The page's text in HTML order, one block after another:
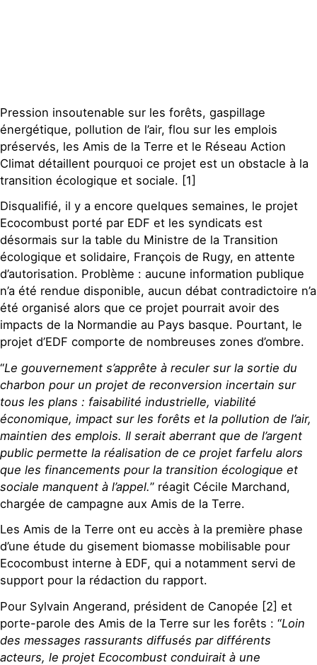
Pression insoutenable sur les forêts, gaspillage
énergétique, pollution de l’air, flou sur les emplois
préservés, les Amis de la Terre et le Réseau Action
Climat détaillent pourquoi ce projet est un obstacle à la
transition écologique et sociale. [1]
Disqualifié, il y a encore quelques semaines, le projet
Ecocombust porté par EDF et les syndicats est
désormais sur la table du Ministre de la Transition
écologique et solidaire, François de Rugy, en attente
d’autorisation. Problème : aucune information publique
n’a été rendue disponible, aucun débat contradictoire n’a
été organisé alors que ce projet pourrait avoir des
impacts de la Normandie au Pays basque. Pourtant, le
projet d’EDF comporte de nombreuses zones d’ombre.
“Le gouvernement s’apprête à reculer sur la sortie du
charbon pour un projet de reconversion incertain sur
tous les plans : faisabilité industrielle, viabilité
économique, impact sur les forêts et la pollution de l’air,
maintien des emplois. Il serait aberrant que de l’argent
public permette la réalisation de ce projet farfelu alors
que les financements pour la transition écologique et
sociale manquent à l’appel.” réagit Cécile Marchand,
chargée de campagne aux Amis de la Terre.
Les Amis de la Terre ont eu accès à la première phase
d’une étude du gisement biomasse mobilisable pour
Ecocombust interne à EDF, qui a notamment servi de
support pour la rédaction du rapport.
Pour Sylvain Angerand, président de Canopée [2] et
porte-parole des Amis de la Terre sur les forêts : “Loin
des messages rassurants diffusés par différents
acteurs, le projet Ecocombust conduirait à une